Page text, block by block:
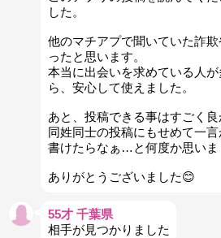
した。
他のマチアプで聞いていた詐
ったと思います。
本当に出会いを求めている人
ら、安心して使えました。
あと、投稿できる事はすごく良
同姓同士の投稿にもせめて一
書けたらなぁ…と何度か思いま
ありがとうございました😊
55才 千葉県
相手が見つかりました